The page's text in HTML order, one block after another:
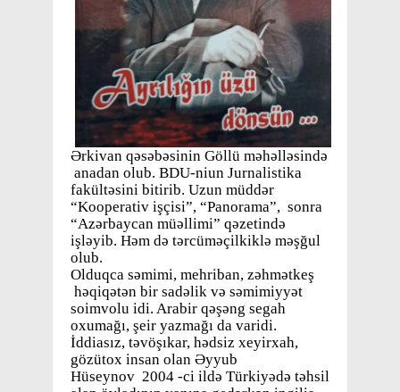
Ərkivan qəsəbəsinin Göllü məhəlləsində
anadan olub. BDU-niun Jurnalistika
fakültəsini bitirib. Uzun müddər
“Kooperativ işçisi”, “Panorama”, sonra
“Azərbaycan müəllimi” qəzetində
işləyib. Həm də tərcüməçilkiklə məşğul
olub.
Olduqca səmimi, mehriban, zəhmətkeş
həqiqətən bir sadəlik və səmimiyyət
soimvolu idi. Arabir qəşəng segah
oxumağı, şeir yazmağı da varidi.
İddiasız, təvöşıkar, hədsiz xeyirxah,
gözütox insan olan Əyyub
Hüseynov 2004 -ci ildə Türkiyədə təhsil